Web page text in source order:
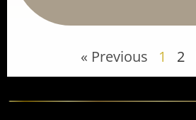
« Previous 1 2